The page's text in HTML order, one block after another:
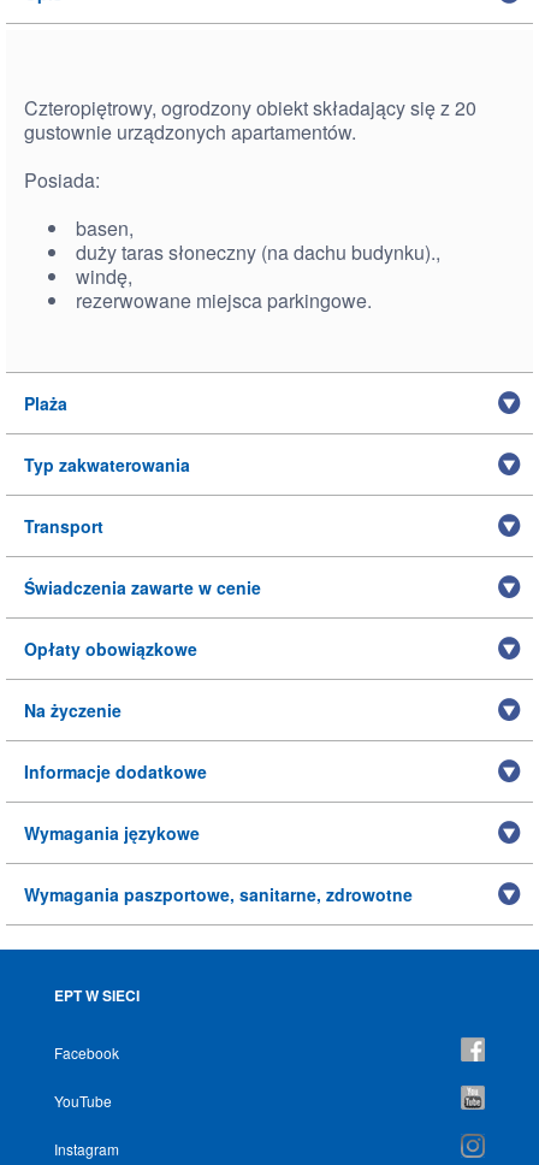
Czteropiętrowy, ogrodzony obiekt składający się z 20
gustownie urządzonych apartamentów.
Posiada:
basen,
duży taras słoneczny (na dachu budynku).,
windę,
rezerwowane miejsca parkingowe.
Plaża
Typ zakwaterowania
Transport
Świadczenia zawarte w cenie
Opłaty obowiązkowe
Na życzenie
Informacje dodatkowe
Wymagania językowe
Wymagania paszportowe, sanitarne, zdrowotne
EPT W SIECI
Facebook
YouTube
Instagram